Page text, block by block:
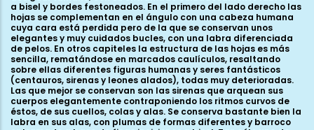
a bisel y bordes festoneados. En el primero del lado derecho las
hojas se complementan en el ángulo con una cabeza humana
cuya cara está perdida pero de la que se conservan unos
elegantes y muy cuidados bucles, con una labra diferenciada
de pelos. En otros capiteles la estructura de las hojas es más
sencilla, rematándose en marcados caulículos, resaltando
sobre ellas diferentes figuras humanas y seres fantásticos
(centauros, sirenas y leones alados), todas muy deterioradas.
Las que mejor se conservan son las sirenas que arquean sus
cuerpos elegantemente contraponiendo los ritmos curvos de
éstos, de sus cuellos, colas y alas. Se conserva bastante bien la
labra en sus alas, con plumas de formas diferentes y barroco